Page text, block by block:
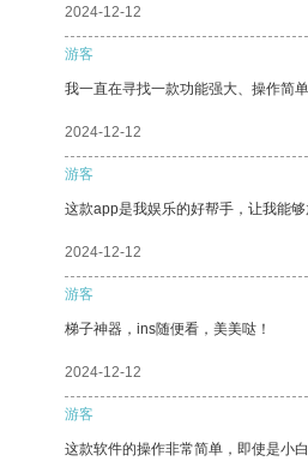
2024-12-12
游客
我一直在寻找一款功能强大、操作简
2024-12-12
游客
这款app是我娱乐的好帮手，让我能够
2024-12-12
游客
梯子神器，ins随便看，美美哒！
2024-12-12
游客
这款软件的操作非常简单，即使是小白